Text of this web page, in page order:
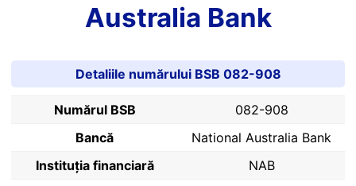
Australia Bank
Detaliile numărului BSB 082-908
Numărul BSB
082-908
Bancă
National Australia Bank
Instituția financiară
NAB